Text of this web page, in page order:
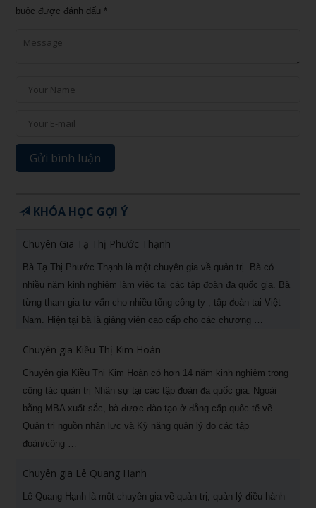
buộc được đánh dấu *
KHÓA HỌC GỢI Ý
Chuyên Gia Tạ Thị Phước Thạnh
Bà Tạ Thị Phước Thạnh là một chuyên gia về quản trị. Bà có
nhiều năm kinh nghiệm làm việc tại các tập đoàn đa quốc gia. Bà
từng tham gia tư vấn cho nhiều tổng công ty , tập đoàn tại Việt
Nam. Hiện tại bà là giảng viên cao cấp cho các chương …
Chuyên gia Kiều Thị Kim Hoàn
Chuyên gia Kiều Thị Kim Hoàn có hơn 14 năm kinh nghiệm trong
công tác quản trị Nhân sự tại các tập đoàn đa quốc gia. Ngoài
bằng MBA xuất sắc, bà được đào tạo ở đẳng cấp quốc tế về
Quản trị nguồn nhân lực và Kỹ năng quản lý do các tập
đoàn/công …
Chuyên gia Lê Quang Hạnh
Lê Quang Hạnh là một chuyên gia về quản trị, quản lý điều hành